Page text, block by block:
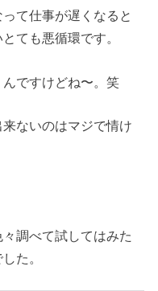
て仕事が遅くなると
ても悪循環です。
ですけどね〜。笑
ないのはマジで情け
調べて試してはみた
た。